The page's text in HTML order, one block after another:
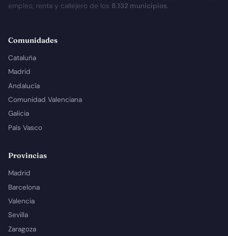
empleo, renta y callejero de los 8.132 municipios.
Comunidades
Cataluña
Madrid
Andalucía
Comunidad Valenciana
Galicia
País Vasco
Provincias
Madrid
Barcelona
Valencia
Sevilla
Zaragoza